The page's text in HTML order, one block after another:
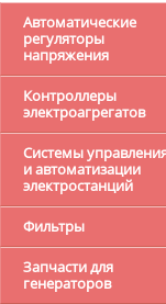
Автоматические
регуляторы
напряжения
Контроллеры
электроагрегатов
Системы
и автоматизации
электростанций
Фильтры
Запчасти для
генераторов